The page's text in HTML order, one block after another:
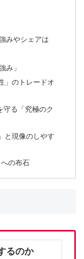
みやシェアは
み」
」のトレードオ
る「究極のク
と現像のしやす
の布石
るのか